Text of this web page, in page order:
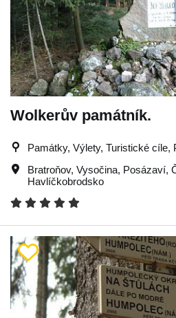
Wolkerův památník.
Památky, Výlety, Turistické cíle,
Bratroňov, Vysočina, Posázaví,
Havlíčkobrodsko